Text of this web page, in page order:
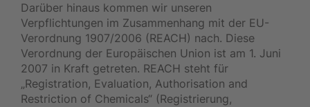
Darüber hinaus kommen wir unseren
Verpflichtungen im Zusammenhang mit der EU-
Verordnung 1907/2006 (REACH) nach. Diese
Verordnung der Europäischen Union ist am 1. Juni
2007 in Kraft getreten. REACH steht für
„Registration, Evaluation, Authorisation and
Restriction of Chemicals“ (Registrierung,